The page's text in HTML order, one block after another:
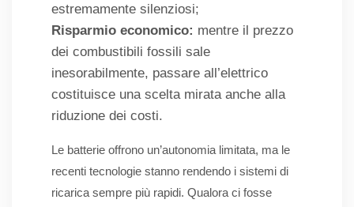
estremamente silenziosi;
Risparmio economico: mentre il prezzo
dei combustibili fossili sale
inesorabilmente, passare all’elettrico
costituisce una scelta mirata anche alla
riduzione dei costi.
Le batterie offrono un’autonomia limitata, ma le
recenti tecnologie stanno rendendo i sistemi di
ricarica sempre più rapidi. Qualora ci fosse